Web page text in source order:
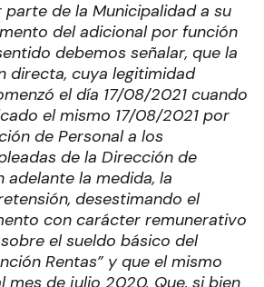
de la Municipalidad a su
del adicional por función
debemos señalar, que la
directa, cuya legitimidad
el día 17/08/2021 cuando
el mismo 17/08/2021 por
de Personal a los
de la Dirección de
adelante la medida, la
desestimando el
con carácter remunerativo
el sueldo básico del
Rentas” y que el mismo
mes de julio 2020. Que, si bien